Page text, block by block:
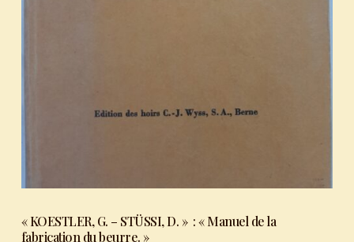
« KOESTLER, G. – STÜSSI, D. » : « Manuel de la
fabrication du beurre. »